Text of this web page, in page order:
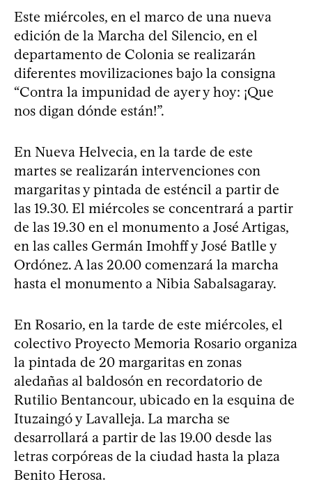
Este miércoles, en el marco de una nueva
edición de la Marcha del Silencio, en el
departamento de Colonia se realizarán
diferentes movilizaciones bajo la consigna
“Contra la impunidad de ayer y hoy: ¡Que
nos digan dónde están!”.
En Nueva Helvecia, en la tarde de este
martes se realizarán intervenciones con
margaritas y pintada de esténcil a partir de
las 19.30. El miércoles se concentrará a partir
de las 19.30 en el monumento a José Artigas,
en las calles Germán Imohff y José Batlle y
Ordónez. A las 20.00 comenzará la marcha
hasta el monumento a Nibia Sabalsagaray.
En Rosario, en la tarde de este miércoles, el
colectivo Proyecto Memoria Rosario organiza
la pintada de 20 margaritas en zonas
aledañas al baldosón en recordatorio de
Rutilio Bentancour, ubicado en la esquina de
Ituzaingó y Lavalleja. La marcha se
desarrollará a partir de las 19.00 desde las
letras corpóreas de la ciudad hasta la plaza
Benito Herosa.